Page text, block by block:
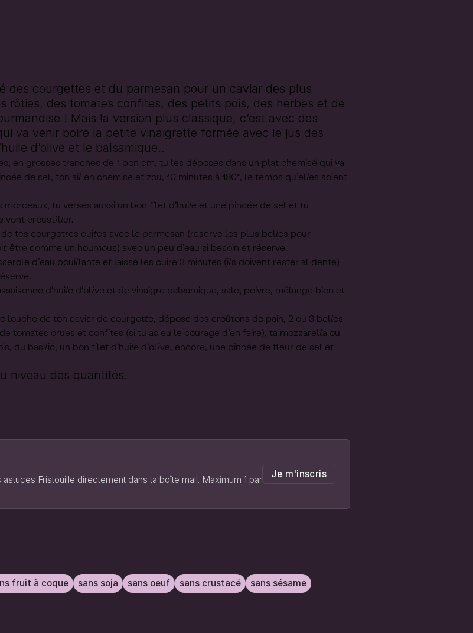
des courgettes et du parmesan pour un caviar des plus
rôties, des tomates confites, des petits pois, des herbes et de
! Mais la version plus classique, c’est avec des
va venir boire la petite vinaigrette formée avec le jus des
d’olive et le balsamique..
en grosses tranches de 1 bon cm, tu les déposes dans un plat chemisé qui va
de sel, ton ail en chemise et zou, 10 minutes à 180°, le temps qu’elles soient
tu verses aussi un bon filet d’huile et une pincée de sel et tu
vont croustiller.
tes courgettes cuites avec le parmesan (réserve les plus belles pour
être comme un houmous) avec un peu d’eau si besoin et réserve.
d’eau bouillante et laisse les cuire 3 minutes (ils doivent rester al dente)
d’huile d’olive et de vinaigre balsamique, sale, poivre, mélange bien et
louche de ton caviar de courgette, dépose des croûtons de pain, 2 ou 3 belles
tomates crues et confites (si tu as eu le courage d’en faire), ta mozzarella ou
du basilic, un bon filet d’huile d’olive, encore, une pincée de fleur de sel et
niveau des quantités.
Fristouille directement dans ta boîte mail. Maximum 1 par
Je m'inscris
fruit à coque sans soja sans oeuf sans crustacé sans sésame